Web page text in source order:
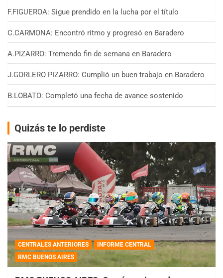
F.FIGUEROA: Sigue prendido en la lucha por el título
C.CARMONA: Encontró ritmo y progresó en Baradero
A.PIZARRO: Tremendo fin de semana en Baradero
J.GORLERO PIZARRO: Cumplió un buen trabajo en Baradero
B.LOBATO: Completó una fecha de avance sostenido
Quizás te lo perdiste
CENTRALES ANTERIORES
INFORME CENTRAL
RMC BUENOS AIRES